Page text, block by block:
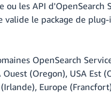
les API d'OpenSearch
valide le package de
OpenSearch
(Oregon), USA Est
Europe